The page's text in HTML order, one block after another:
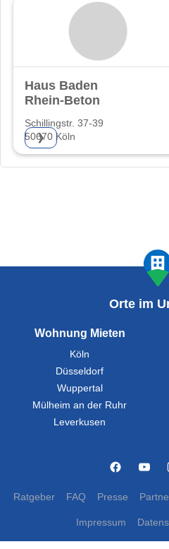
Haus Baden
Rhein-Beton
Schillingstr. 37-39
50670 Köln
❯
Orte im
Wohnung Mieten
Köln
Düsseldorf
Wuppertal
Mülheim an der Ruhr
Leverkusen
Ratgeber FAQ Presse
Impressum